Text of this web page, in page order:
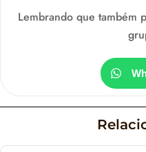
Lembrando que também